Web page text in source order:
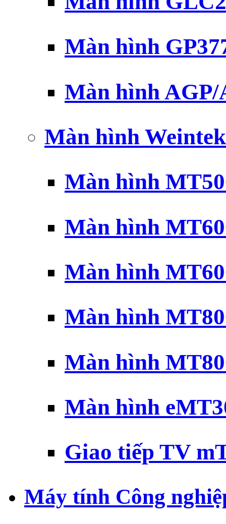
Màn hình
Màn hình AGP/
Màn hình
Màn hình
Màn hình
Màn hình
Màn hình
Màn hình
Màn hình
Giao tiếp TV
Máy tính Công